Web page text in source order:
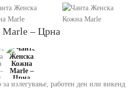
– Црна
за излегување, работен ден или викенд